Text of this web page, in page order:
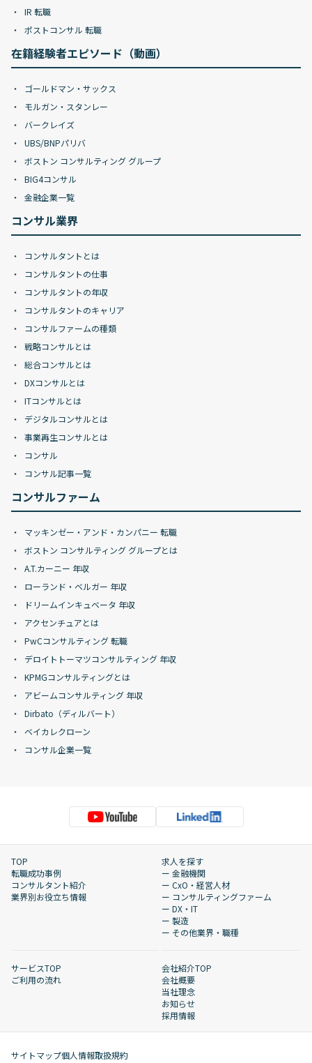
IR 転職
ポストコンサル 転職
在籍経験者エピソード（動画）
ゴールドマン・サックス
モルガン・スタンレー
バークレイズ
UBS/BNPパリバ
ボストン コンサルティング グループ
BIG4コンサル
金融企業一覧
コンサル業界
コンサルタントとは
コンサルタントの仕事
コンサルタントの年収
コンサルタントのキャリア
コンサルファームの種類
戦略コンサルとは
総合コンサルとは
DXコンサルとは
ITコンサルとは
デジタルコンサルとは
事業再生コンサルとは
コンサル
コンサル記事一覧
コンサルファーム
マッキンゼー・アンド・カンパニー 転職
ボストン コンサルティング グループとは
A.T.カーニー 年収
ローランド・ベルガー 年収
ドリームインキュベータ 年収
アクセンチュアとは
PwCコンサルティング 転職
デロイトトーマツコンサルティング 年収
KPMGコンサルティングとは
アビームコンサルティング 年収
Dirbato（ディルバート）
ベイカレクローン
コンサル企業一覧
TOP
転職成功事例
コンサルタント紹介
業界別お役立ち情報
求人を探す
ー 金融機関
ー CxO・経営人材
ー コンサルティングファーム
ー DX・IT
ー 製造
ー その他業界・職種
サービスTOP
ご利用の流れ
会社紹介TOP
会社概要
当社理念
お知らせ
採用情報
サイトマップ個人情報取扱規約